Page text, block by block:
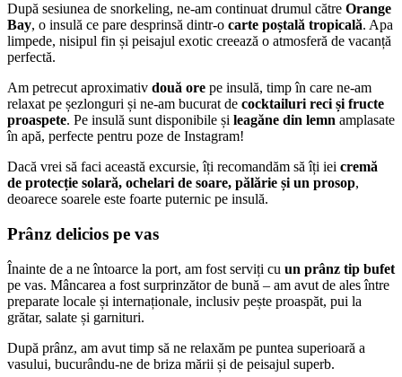
După sesiunea de snorkeling, ne-am continuat drumul către Orange
Bay, o insulă ce pare desprinsă dintr-o carte poștală tropicală. Apa
limpede, nisipul fin și peisajul exotic creează o atmosferă de vacanță
perfectă.
Am petrecut aproximativ două ore pe insulă, timp în care ne-am
relaxat pe șezlonguri și ne-am bucurat de cocktailuri reci și fructe
proaspete. Pe insulă sunt disponibile și leagăne din lemn amplasate
în apă, perfecte pentru poze de Instagram!
Dacă vrei să faci această excursie, îți recomandăm să îți iei cremă
de protecție solară, ochelari de soare, pălărie și un prosop,
deoarece soarele este foarte puternic pe insulă.
Prânz delicios pe vas
Înainte de a ne întoarce la port, am fost serviți cu un prânz tip bufet
pe vas. Mâncarea a fost surprinzător de bună – am avut de ales între
preparate locale și internaționale, inclusiv pește proaspăt, pui la
grătar, salate și garnituri.
După prânz, am avut timp să ne relaxăm pe puntea superioară a
vasului, bucurându-ne de briza mării și de peisajul superb.